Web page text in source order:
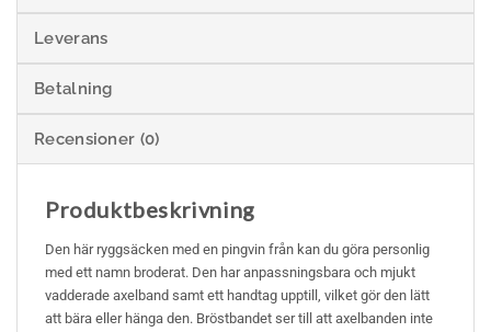
Leverans
Betalning
Recensioner (0)
Produktbeskrivning
Den här ryggsäcken med en pingvin från kan du göra personlig
med ett namn broderat. Den har anpassningsbara och mjukt
vadderade axelband samt ett handtag upptill, vilket gör den lätt
att bära eller hänga den. Bröstbandet ser till att axelbanden inte